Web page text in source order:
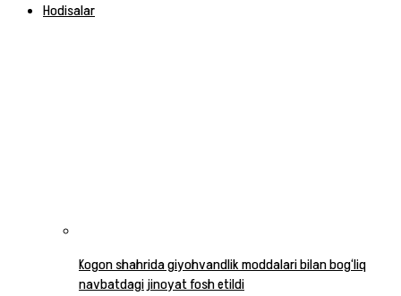
Hodisalar
Kogon shahrida giyohvandlik moddalari bilan bog‘liq
navbatdagi jinoyat fosh etildi